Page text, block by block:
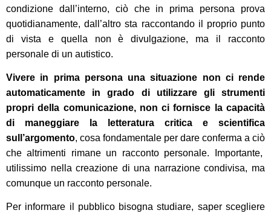
condizione dall’interno, ciò che in prima persona prova
quotidianamente,dall’altro sta raccontando il proprio punto
di vista equella non è divulgazione, ma il racconto
personale di un autistico.
Vivere in prima persona una situazione non ci rende
automaticamente in grado di utilizzare gli strumenti
propri della comunicazione, non ci fornisce la capacità
di maneggiare la letteratura critica e scientifica
sull’argomento, cosa fondamentale per dare conferma a ciò
che altrimenti rimane un racconto personale.
mportante,
utilissimo nella creazione di una narrazione condivisa, ma
comunque un racconto personale.
Per informare il pubblico bisogna studiare, saper scegliere